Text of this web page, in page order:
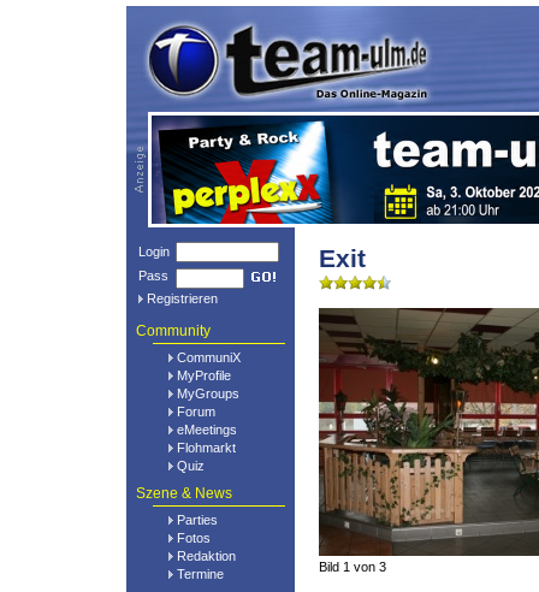
Login
Pass
Registrieren
Community
CommuniX
MyProfile
MyGroups
Forum
eMeetings
Flohmarkt
Quiz
Szene & News
Parties
Fotos
Redaktion
Termine
Exit
Bild 1 von 3